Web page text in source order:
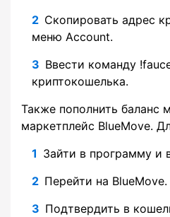
Скопировать адрес
меню Account.
Ввести команду
криптокошелька.
Также пополнить баланс
маркетплейс BlueMove.
Зайти в программу и
Перейти на BlueMove.
Подтвердить в